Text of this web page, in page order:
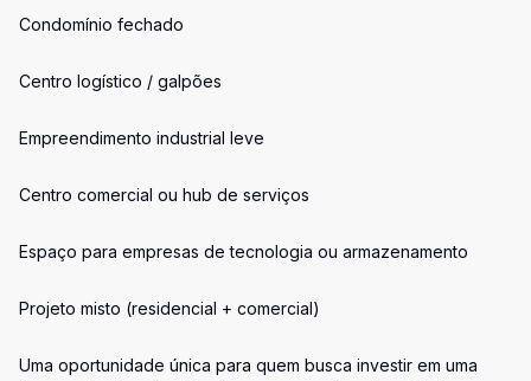
Condomínio fechado
Centro logístico / galpões
Empreendimento industrial leve
Centro comercial ou hub de serviços
Espaço para empresas de tecnologia ou armazenamento
Projeto misto (residencial + comercial)
Uma oportunidade única para quem busca investir em uma